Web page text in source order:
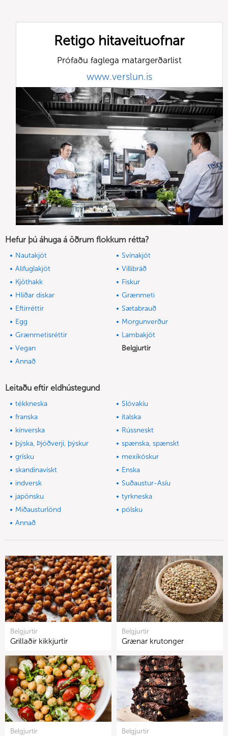
Retigo hitaveituofnar
Prófaðu faglega matargerðarlist
www.verslun.is
Hefur þú áhuga á öðrum flokkum rétta?
Nautakjöt
Svínakjöt
Alifuglakjöt
Villibráð
Kjöthakk
Fiskur
Hliðar diskar
Grænmeti
Eftirréttir
Sætabrauð
Egg
Morgunverður
Grænmetisréttir
Lambakjöt
Vegan
Belgjurtir
Annað
Leitaðu eftir eldhústegund
tékkneska
Slóvakíu
franska
ítalska
kínverska
Rússneskt
þýska, Þjóðverji, þýskur
spænska, spænskt
grísku
mexíkóskur
skandinavískt
Enska
indversk
Suðaustur-Asíu
japönsku
tyrkneska
Miðausturlönd
pólsku
Annað
Belgjurtir
Grillaðir kikkjurtir
Belgjurtir
Grænar krutonger
Belgjurtir Belgjurtir